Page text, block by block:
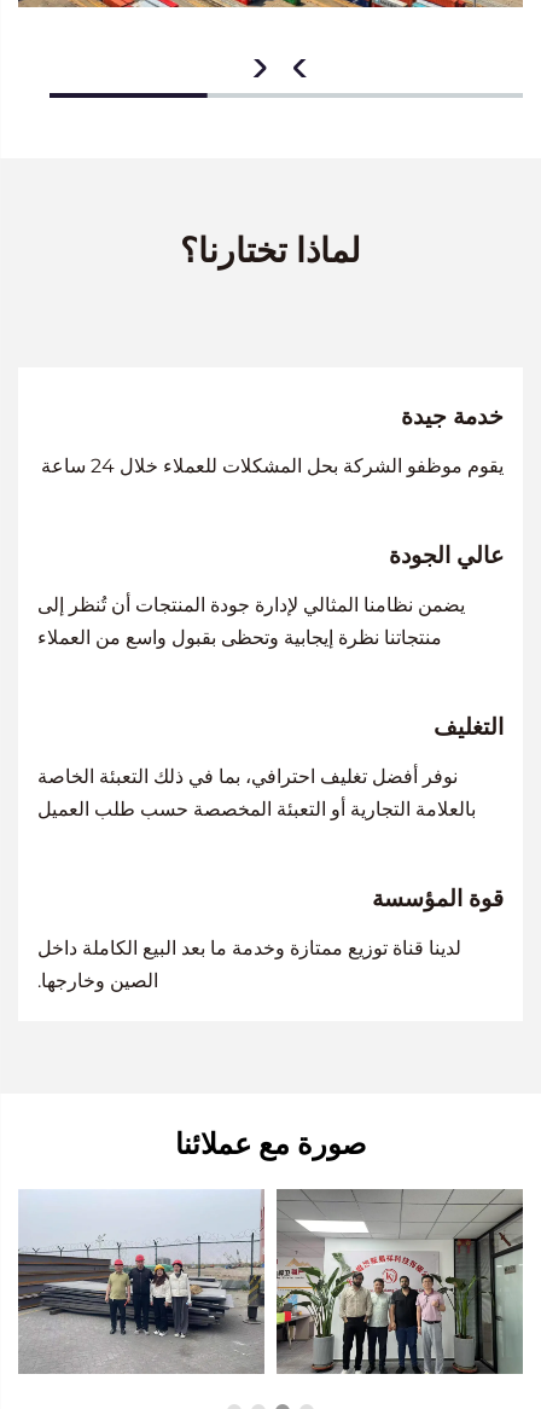
لماذا تختارنا؟
خدمة جيدة
يقوم موظفو الشركة بحل المشكلات للعملاء خلال 24 ساعة
عالي الجودة
يضمن نظامنا المثالي لإدارة جودة المنتجات أن تُنظر إلى
منتجاتنا نظرة إيجابية وتحظى بقبول واسع من العملاء
التغليف
نوفر أفضل تغليف احترافي، بما في ذلك التعبئة الخاصة
بالعلامة التجارية أو التعبئة المخصصة حسب طلب العميل
قوة المؤسسة
لدينا قناة توزيع ممتازة وخدمة ما بعد البيع الكاملة داخل
الصين وخارجها.
صورة مع عملائنا